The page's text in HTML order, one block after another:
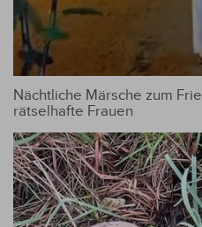
Nächtliche Märsche zum
rätselhafte Frauen